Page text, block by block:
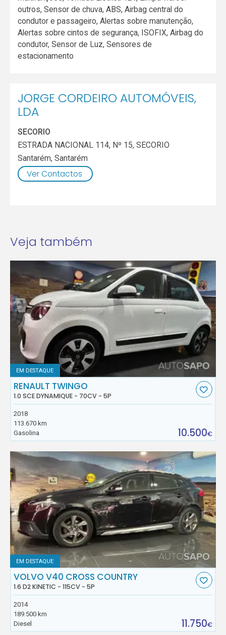
outros, Sensor de chuva, ABS, Airbag central do
condutor e passageiro, Alertas sobre manutenção,
Alertas sobre cintos de segurança, ISOFIX, Airbag do
condutor, Sensor de Luz, Sensores de
estacionamento
JORGE CORDEIRO AUTOMÓVEIS,
LDA
SECORIO
ESTRADA NACIONAL 114, Nº 15, SECORIO
Santarém,Santarém
Ver Contactos
Veja também
EM DESTAQUE
RENAULT TWINGO
1.0 SCE DYNAMIQUE - 70CV - 5P
2018
113.670 km
Gasolina
10.500€
EM DESTAQUE
VOLVO V40 CROSS COUNTRY
1.6 D2 KINETIC - 115CV - 5P
2014
189.500 km
Diesel
11.750€